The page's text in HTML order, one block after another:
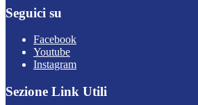
Seguici su
Facebook
Youtube
Instagram
Sezione Link Utili